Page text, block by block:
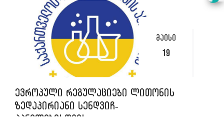
მაისი
19
ევროპული რეგულაციები ლითონის
ზედაპირიანი სენდვიჩ-
პანელებისთვის